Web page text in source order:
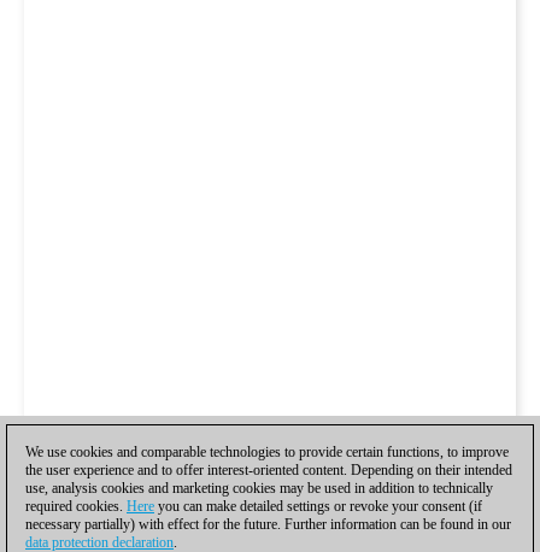
We use cookies and comparable technologies to provide certain functions, to improve
the user experience and to offer interest-oriented content. Depending on their intended
use, analysis cookies and marketing cookies may be used in addition to technically
required cookies. Here you can make detailed settings or revoke your consent (if
necessary partially) with effect for the future. Further information can be found in our
data protection declaration.